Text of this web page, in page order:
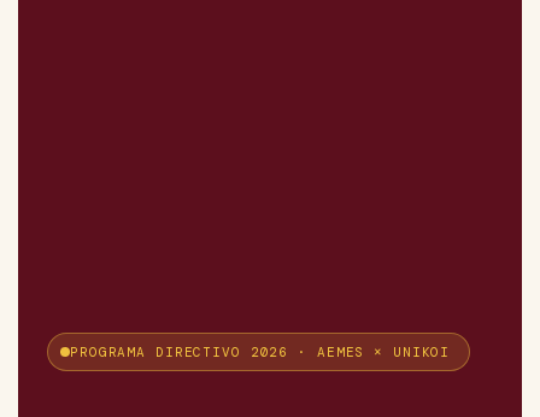
PROGRAMA DIRECTIVO 2026 · AEMES × UNIKOI